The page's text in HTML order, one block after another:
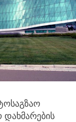
დახმარების